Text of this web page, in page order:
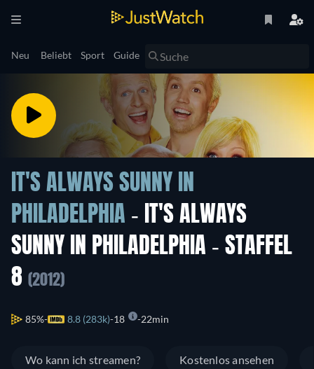
Neu Beliebt Sport Guide
IT'S ALWAYS SUNNY IN
PHILADELPHIA - IT'S ALWAYS
SUNNY IN PHILADELPHIA - STAFFEL
8 (2012)
85% 8.8 (283k) 18 22min
Wo kann ich streamen? Kostenlos ansehen